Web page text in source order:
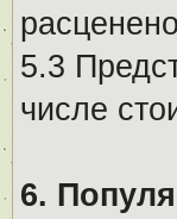
5.3
числе
6.